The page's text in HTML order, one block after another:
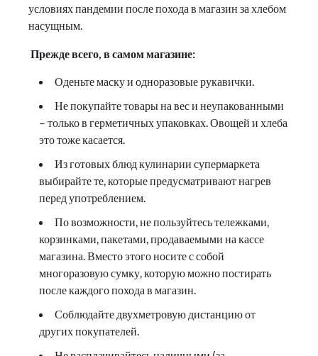
условиях пандемии после похода в магазин за хлебом
насущным.
Прежде всего, в самом магазине:
Оденьте маску и одноразовые рукавички.
Не покупайте товары на вес и неупакованными
– только в герметичных упаковках. Овощей и хлеба
это тоже касается.
Из готовых блюд кулинарии супермаркета
выбирайте те, которые предусматривают нагрев
перед употреблением.
По возможности, не пользуйтесь тележками,
корзинками, пакетами, продаваемыми на кассе
магазина. Вместо этого носите с собой
многоразовую сумку, которую можно постирать
после каждого похода в магазин.
Соблюдайте двухметровую дистанцию от
других покупателей.